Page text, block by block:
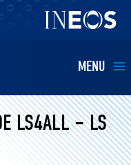
MENU
LS4ALL – LS